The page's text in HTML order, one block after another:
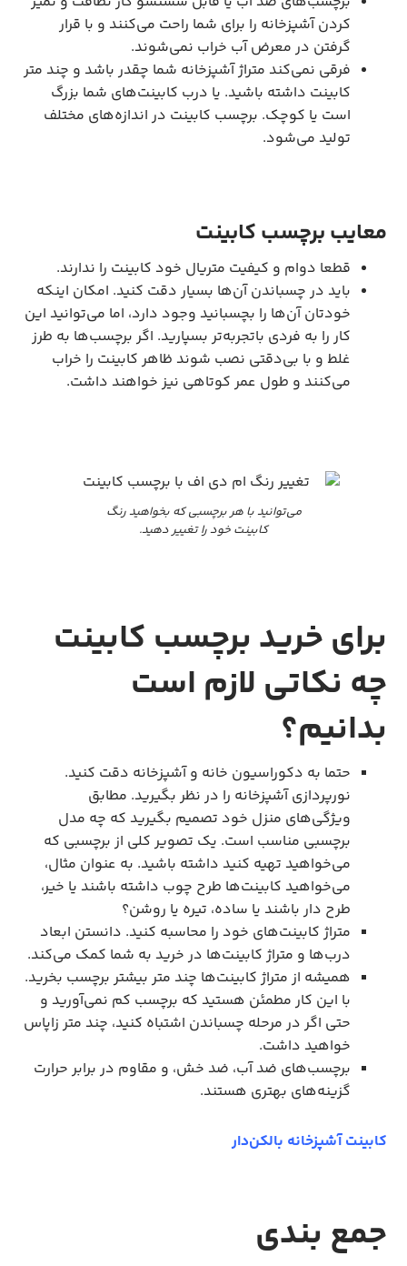
کردن آشپزخانه را برای شما راحت می‌کنند و با قرار
گرفتن در معرض آب خراب نمی‌شوند.
فرقی نمی‌کند متراژ آشپزخانه شما چقدر باشد و چند متر
کابینت داشته باشید. یا درب کابینت‌های شما بزرگ
است یا کوچک. برچسب کابینت در اندازه‌های مختلف
تولید می‌شود.
معایب برچسب کابینت
قطعا دوام و کیفیت متریال خود کابینت را ندارند.
باید در چسباندن آن‌ها بسیار دقت کنید. امکان اینکه
خودتان آن‌ها را بچسبانید وجود دارد، اما می‌توانید این
کار را به فردی باتجربه‌تر بسپارید. اگر برچسب‌ها به طرز
غلط و با بی‌دقتی نصب شوند ظاهر کابینت را خراب
می‌کنند و طول عمر کوتاهی نیز خواهند داشت.
می‌توانید با هر برچسبی که بخواهید رنگ
کابینت خود را تغییر دهید.
برای خرید برچسب کابینت
چه نکاتی لازم است
بدانیم؟
حتما به دکوراسیون خانه و آشپزخانه دقت کنید.
نورپردازی آشپزخانه را در نظر بگیرید. مطابق
ویژگی‌های منزل خود تصمیم بگیرید که چه مدل
برچسبی مناسب است. یک تصویر کلی از برچسبی که
می‌خواهید تهیه کنید داشته باشید. به عنوان مثال،
می‌خواهید کابینت‌ها طرح چوب داشته باشند یا خیر،
طرح دار باشند یا ساده، تیره یا روشن؟
متراژ کابینت‌های خود را محاسبه کنید. دانستن ابعاد
درب‌ها و متراژ کابینت‌ها در خرید به شما کمک می‌کند.
همیشه از متراژ کابینت‌ها چند متر بیشتر برچسب بخرید.
با این کار مطمئن هستید که برچسب کم نمی‌آورید و
حتی اگر در مرحله چسباندن اشتباه کنید، چند متر زاپاس
خواهید داشت.
برچسب‌های ضد آب، ضد خش، و مقاوم در برابر حرارت
گزینه‌های بهتری هستند.
کابینت آشپزخانه بالکن‌دار
جمع بندی